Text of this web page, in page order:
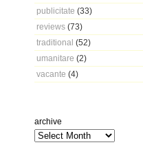
publicitate (33)
reviews (73)
traditional (52)
umanitare (2)
vacante (4)
archive